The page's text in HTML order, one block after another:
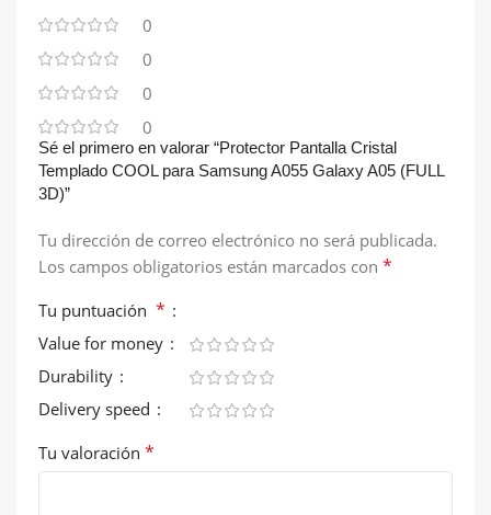
0
0
0
0
Sé el primero en valorar “Protector Pantalla Cristal
Templado COOL para Samsung A055 Galaxy A05 (FULL
3D)”
Tu dirección de correo electrónico no será publicada.
Los campos obligatorios están marcados con *
Tu puntuación *
Value for money
Durability
Delivery speed
Tu valoración *